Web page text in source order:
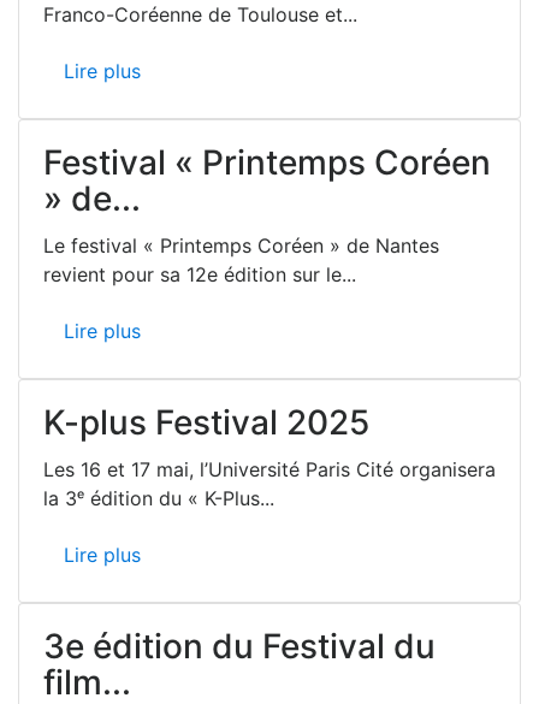
Franco-Coréenne de Toulouse et...
Lire plus
Festival « Printemps Coréen
» de...
Le festival « Printemps Coréen » de Nantes
revient pour sa 12e édition sur le...
Lire plus
K-plus Festival 2025
Les 16 et 17 mai, l’Université Paris Cité organisera
la 3ᵉ édition du « K-Plus...
Lire plus
3e édition du Festival du
film...